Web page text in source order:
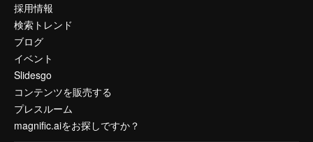
採用情報
検索トレンド
ブログ
イベント
Slidesgo
コンテンツを販売する
プレスルーム
magnific.aiをお探しですか？